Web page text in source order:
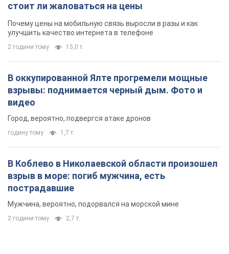
стоит ли жаловаться на цены
Почему цены на мобильную связь выросли в разы и как
улучшить качество интернета в телефоне
2 години тому 15,0 т.
В оккупированной Ялте прогремели мощные
взрывы: поднимается черный дым. Фото и
видео
Город, вероятно, подвергся атаке дронов
годину тому 1,7 т.
В Коблево в Николаевской области произошел
взрыв в море: погиб мужчина, есть
пострадавшие
Мужчина, вероятно, подорвался на морской мине
2 години тому 2,7 т.